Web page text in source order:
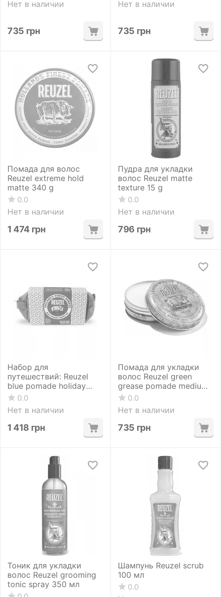
Нет в наличии
735 грн
Нет в наличии
735 грн
Помада для волос
Reuzel extreme hold
matte 340 g
0.0
Нет в наличии
1 474 грн
Пудра для укладки
волос Reuzel matte
texture 15 g
0.0
Нет в наличии
796 грн
Набор для
путешествий: Reuzel
blue pomade holiday
blue pomade pig 113g +
daily shampoo 100 мл
0.0
Нет в наличии
1 418 грн
Помада для укладки
волос Reuzel green
grease pomade medium
hold 113 g
0.0
Нет в наличии
735 грн
Тоник для укладки
волос Reuzel grooming
tonic spray 350 мл
Шампунь Reuzel scrub
100 мл
0.0